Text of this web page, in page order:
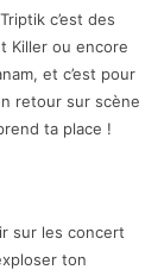
c’est des
Killer ou encore
et c’est pour
retour sur scène
ta place !
sur les concert
ton